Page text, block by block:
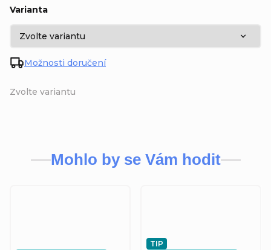
Zvolte variantu
Varianta
Možnosti doručení
Mohlo by se Vám hodit
TIP